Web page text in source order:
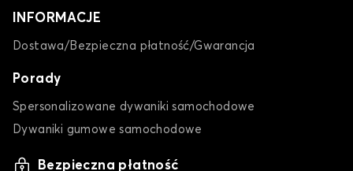
INFORMACJE
Dostawa/Bezpieczna płatność/Gwarancja
Porady
Spersonalizowane dywaniki samochodowe
Dywaniki gumowe samochodowe
Bezpieczna płatność